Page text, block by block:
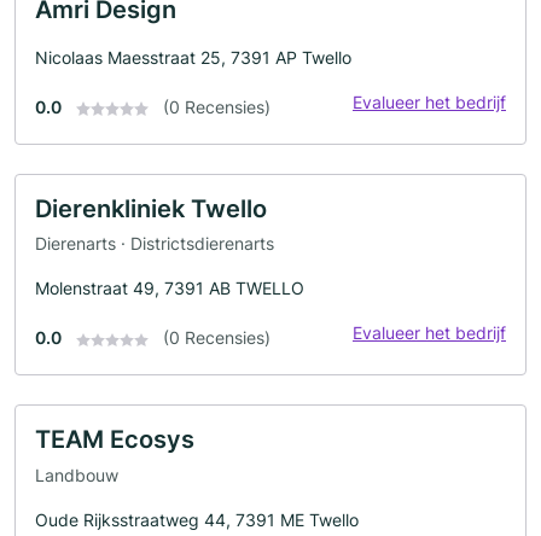
Amri Design
Nicolaas Maesstraat 25, 7391 AP Twello
0.0 (0 Recensies) Evalueer het bedrijf
Dierenkliniek Twello
Dierenarts · Districtsdierenarts
Molenstraat 49, 7391 AB TWELLO
0.0 (0 Recensies) Evalueer het bedrijf
TEAM Ecosys
Landbouw
Oude Rijksstraatweg 44, 7391 ME Twello